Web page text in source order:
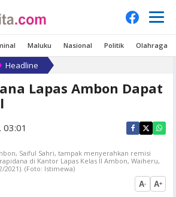
Maluku Nasional Politik Olahraga
Headline
Lapas Ambon Dapat
Saiful Sahri, tampak menyerahkan remisi
di Kantor Lapas Kelas II Ambon, Waiheru,
2021). (Foto: Istimewa)
A- A+